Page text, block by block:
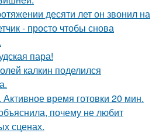
десяти лет он звонил на
- просто чтобы снова
пара!
калкин поделился
время готовки 20 мин.
почему не любит
сценах.